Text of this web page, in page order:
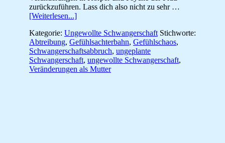
zurückzuführen. Lass dich also nicht zu sehr …
[Weiterlesen...]ÜberUngewollt
Gefühlsachterbahn
Kategorie: Ungewollte Schwangerschaft Stichworte:
Abtreibung, Gefühlsachterbahn, Gefühlschaos,
Schwangerschaftsabbruch, ungeplante
Schwangerschaft, ungewollte Schwangerschaft,
Veränderungen als Mutter